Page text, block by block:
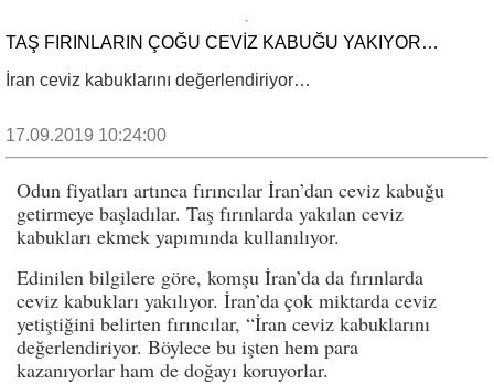
TAŞ FIRINLARIN ÇOĞU CEVİZ KABUĞU YAKIYOR…
İran ceviz kabuklarını değerlendiriyor…
17.09.2019 10:24:00
Odun fiyatları artınca fırıncılar İran’dan ceviz kabuğu
getirmeye başladılar. Taş fırınlarda yakılan ceviz
kabukları ekmek yapımında kullanılıyor.
Edinilen bilgilere göre, komşu İran’da da fırınlarda
ceviz kabukları yakılıyor. İran’da çok miktarda ceviz
yetiştiğini belirten fırıncılar, “İran ceviz kabuklarını
değerlendiriyor. Böylece bu işten hem para
kazanıyorlar ham de doğayı koruyorlar.